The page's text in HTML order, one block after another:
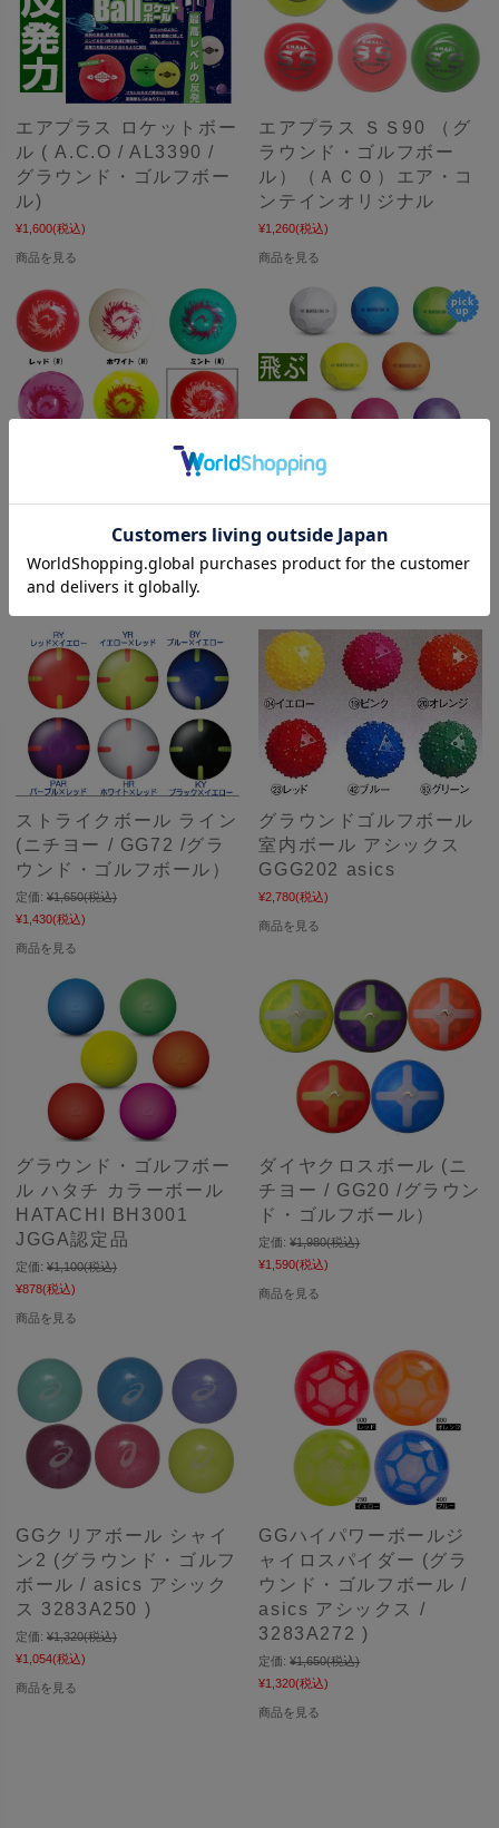
エアプラス ロケットボー
ル ( A.C.O / AL3390 /
グラウンド・ゴルフボー
ル)
¥1,600(税込)
商品を見る
エアプラス ＳＳ90 （グ
ラウンド・ゴルフボー
ル）（ＡＣＯ）エア・コ
ンテインオリジナル
¥1,260(税込)
商品を見る
サンライズボール (ニチ
ヨー / GG122 /グラウン
ド・ゴルフボール）
¥1,320(税込)
シュートボール ( ハタチ
/ BH3460 / グラウン
ド・ゴルフボール )
¥1,054 (税込)
ストライクボール ライン
(ニチヨー / GG72 /グラ
ウンド・ゴルフボール）
定価: ¥1,650(税込)
¥1,430(税込)
商品を見る
グラウンドゴルフボール
室内ボール アシックス
GGG202 asics
¥2,780(税込)
商品を見る
グラウンド・ゴルフボー
ル ハタチ カラーボール
HATACHI BH3001
JGGA認定品
定価: ¥1,100(税込)
¥878(税込)
商品を見る
ダイヤクロスボール (ニ
チヨー / GG20 /グラウン
ド・ゴルフボール）
定価: ¥1,980(税込)
¥1,590(税込)
商品を見る
GGクリアボール シャイ
ン2 (グラウンド・ゴルフ
ボール / asics アシック
ス 3283A250 )
定価: ¥1,320(税込)
¥1,054(税込)
商品を見る
GGハイパワーボールジ
ャイロスパイダー (グラ
ウンド・ゴルフボール /
asics アシックス /
3283A272 )
定価: ¥1,650(税込)
¥1,320(税込)
商品を見る